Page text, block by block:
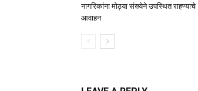
नागरिकांना मोठ्या संख्येने उपस्थित राहण्याचे
आवाहन